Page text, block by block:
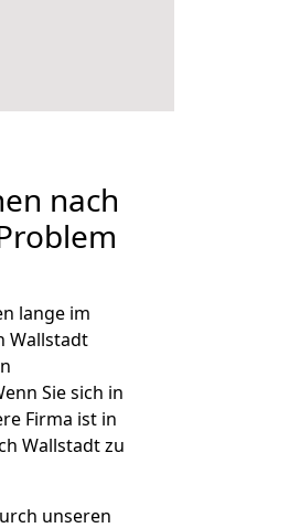
nach
lange im
Wallstadt
Sie sich in
Firma ist in
Wallstadt zu
unseren